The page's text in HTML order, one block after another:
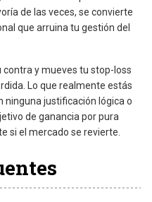
de las veces, se convierte
que arruina tu gestión del
contra y mueves tu stop-loss
Lo que realmente estás
ninguna justificación lógica o
de ganancia por pura
si el mercado se revierte.